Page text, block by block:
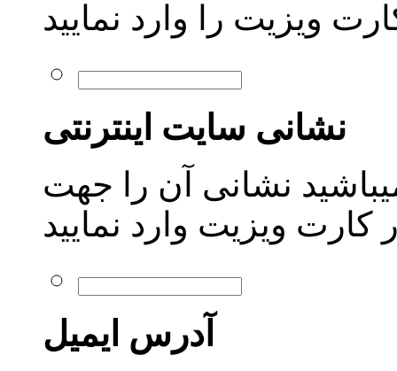
ویزیت را وارد نمایید
نشانی سایت اینترنتی
نشانی آن را جهت
کارت ویزیت وارد نمایید
آدرس ایمیل